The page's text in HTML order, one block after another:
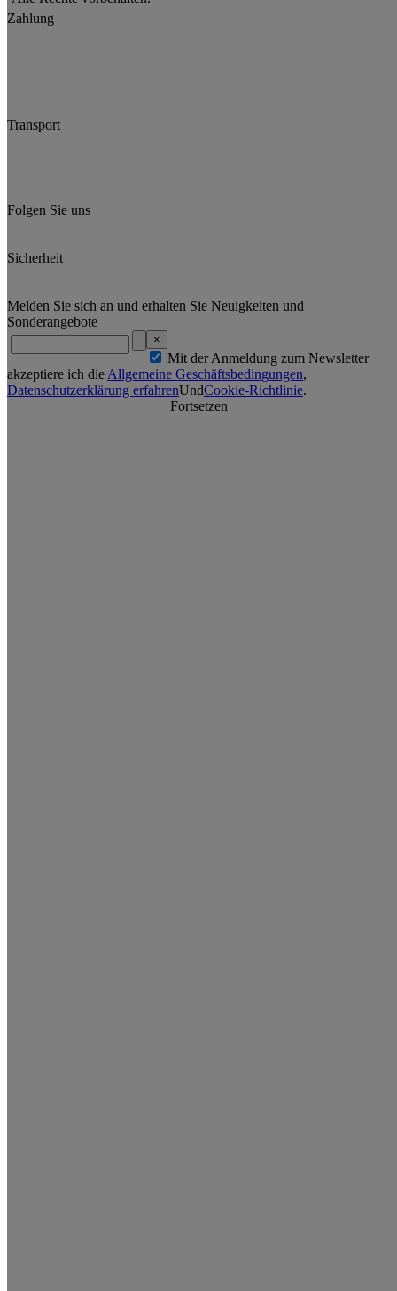
Zahlung
Transport
Folgen Sie uns
Sicherheit
Melden Sie sich an und erhalten Sie Neuigkeiten und
Sonderangebote
×
Mit der Anmeldung zum Newsletter
akzeptiere ich die Allgemeine Geschäftsbedingungen,
Datenschutzerklärung erfahrenUndCookie-Richtlinie.
Fortsetzen